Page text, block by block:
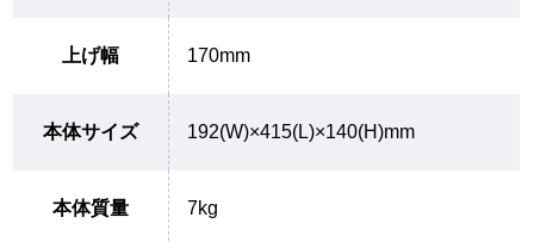
上げ幅 170mm
本体サイズ 192(W)×415(L)×140(H)mm
本体質量 7kg